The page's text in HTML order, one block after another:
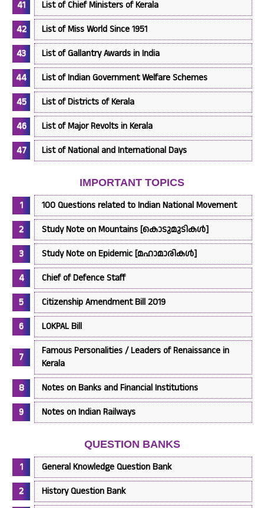
List of Chief Ministers of Kerala
List of Miss World Since 1951
List of Gallantry Awards in India
List of Indian Government Welfare Schemes
List of Districts of Kerala
List of Major Revolts in Kerala
List of National and International Days
IMPORTANT TOPICS
100 Questions related to Indian National Movement
Study Note on Mountains [കൊടുമുടികൾ]
Study Note on Epidemic [മഹാമാരികൾ]
Chief of Defence Staff
Citizenship Amendment Bill 2019
LOKPAL Bill
Famous Personalities / Leaders of Renaissance in
Kerala
Notes on Banks and Financial Institutions
Notes on Indian Railways
QUESTION BANKS
General Knowledge Question Bank
History Question Bank